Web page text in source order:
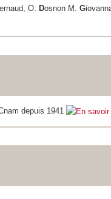
ernaud, O.Dosnon M.G
depuis 1941